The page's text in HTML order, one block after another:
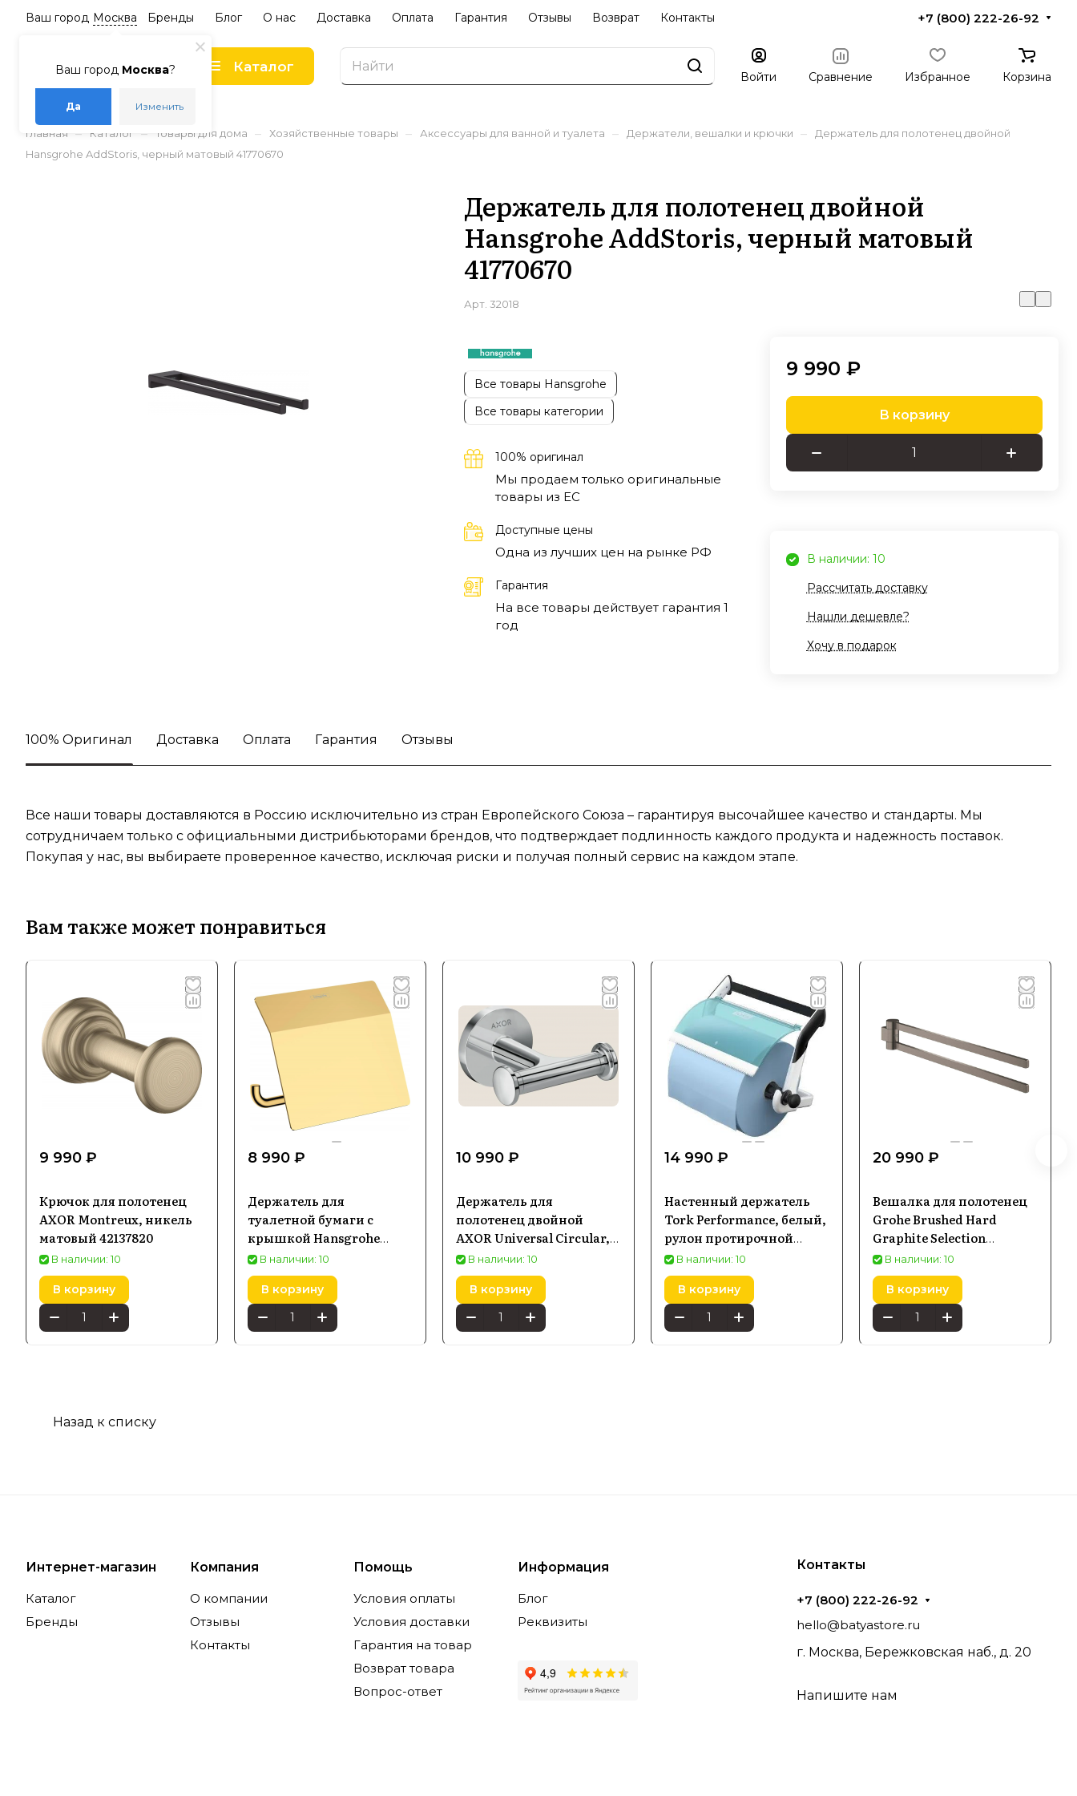
Ваш город Москва?
Да Изменить
Ваш город Москва Бренды Блог О нас Доставка Оплата Гарантия Отзывы Возврат Контакты +7 (800) 222-26-92
Каталог
Войти Сравнение Избранное Корзина
Главная – Каталог – Товары для дома – Хозяйственные товары – Аксессуары для ванной и туалета – Держатели, вешалки и крючки –
Держатель для полотенец двойной
Hansgrohe AddStoris, черный матовый 41770670
Держатель для полотенец двойной
Hansgrohe AddStoris, черный матовый
41770670
Арт. 32018
Все товары Hansgrohe
Все товары категории
100% оригинал
Мы продаем только оригинальные
товары из EC
Доступные цены
Одна из лучших цен на рынке РФ
Гарантия
На все товары действует гарантия 1
год
9 990 ₽
В корзину
В наличии: 10
Рассчитать доставку
Нашли дешевле?
Хочу в подарок
100% Оригинал Доставка Оплата Гарантия Отзывы
Все наши товары доставляются в Россию исключительно из стран Европейского Союза – гарантируя высочайшее качество и стандарты. Мы
сотрудничаем только с официальными дистрибьюторами брендов, что подтверждает подлинность каждого продукта и надежность поставок.
Покупая у нас, вы выбираете проверенное качество, исключая риски и получая полный сервис на каждом этапе.
Вам также может понравиться
9 990 ₽
Крючок для полотенец
AXOR Montreux, никель
матовый 42137820
В наличии: 10
В корзину
8 990 ₽
Держатель для
туалетной бумаги с
крышкой Hansgrohe
AddStoris, золото
оптическое
полированное 41753990
В наличии: 10
В корзину
10 990 ₽
Держатель для
полотенец двойной
AXOR Universal Circular,
хром 42812000
В наличии: 10
В корзину
14 990 ₽
Настенный держатель
Tork Performance, белый,
рулон протирочной
ткани,
комбинированный
(652100)
В наличии: 10
В корзину
20 990 ₽
Вешалка для полотенец
Grohe Brushed Hard
Graphite Selection
41063Al0
В наличии: 10
В корзину
Назад к списку
Интернет-магазин
Каталог
Бренды
Компания
О компании
Отзывы
Контакты
Помощь
Условия оплаты
Условия доставки
Гарантия на товар
Возврат товара
Вопрос-ответ
Информация
Блог
Реквизиты
Контакты
+7 (800) 222-26-92
hello@batyastore.ru
г. Москва, Бережковская наб., д. 20
Напишите нам